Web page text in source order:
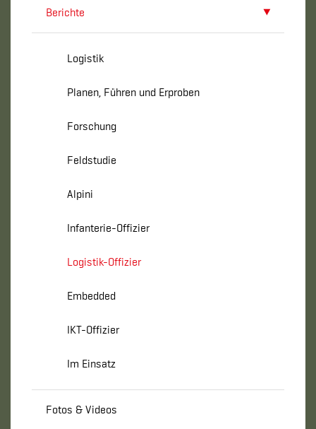
Berichte
Logistik
Planen, Führen und Erproben
Forschung
Feldstudie
Alpini
Infanterie-Offizier
Logistik-Offizier
Embedded
IKT-Offizier
Im Einsatz
Fotos & Videos